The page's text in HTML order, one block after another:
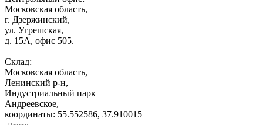
Московская область,
г. Дзержинский,
ул. Угрешская,
д. 15А, офис 505.
Склад:
Московская область,
Ленинский р-н,
Индустриальный парк
Андреевское,
координаты: 55.552586, 37.910015